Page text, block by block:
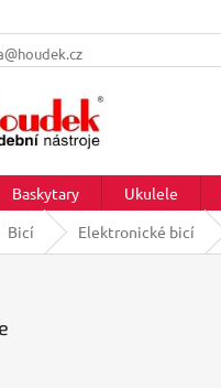
Baskytary Ukulele
Bicí Elektronické bicí